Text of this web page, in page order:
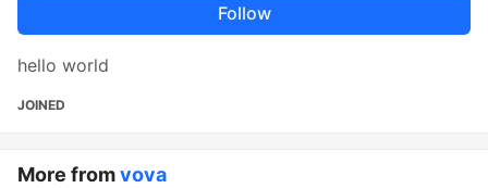
Follow
hello world
JOINED
More fromvova